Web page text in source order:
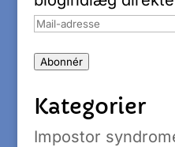
Mail-
Abonnér
Kategorier
Impostor